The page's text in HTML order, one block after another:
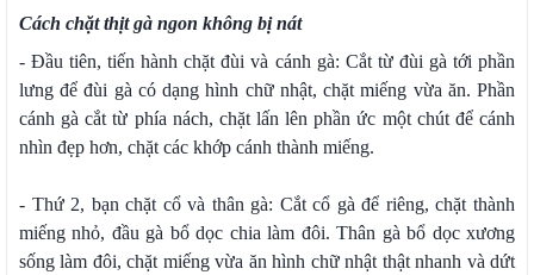
Cách chặt thịt gà ngon không bị nát
- Đầu tiên, tiến hành chặt đùi và cánh gà: Cắt từ đùi gà tới phần
lưng để đùi gà có dạng hình chữ nhật, chặt miếng vừa ăn. Phần
cánh gà cắt từ phía nách, chặt lấn lên phần ức một chút để cánh
nhìn đẹp hơn, chặt các khớp cánh thành miếng.
- Thứ 2, bạn chặt cổ và thân gà: Cắt cổ gà để riêng, chặt thành
miếng nhỏ, đầu gà bổ dọc chia làm đôi. Thân gà bổ dọc xương
sống làm đôi, chặt miếng vừa ăn hình chữ nhật thật nhanh và dứt